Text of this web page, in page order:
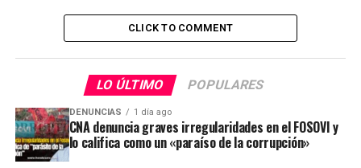
CLICK TO COMMENT
LO ÚLTIMO POPULARES
DENUNCIAS 1 día ago
CNA denuncia graves irregularidades en el FOSOVI y
lo califica como un «paraíso de la corrupción»